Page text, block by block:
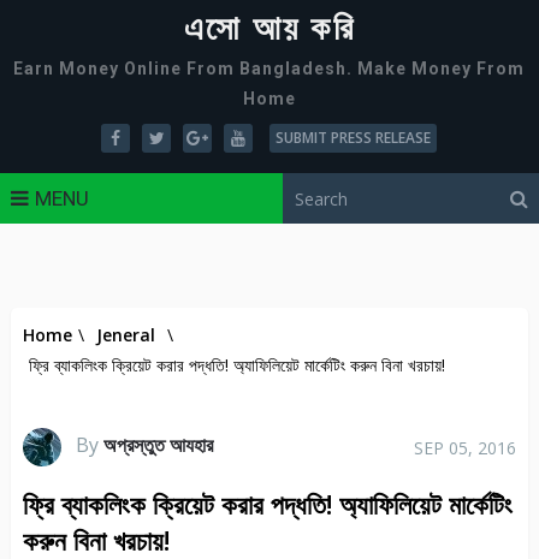
এসো আয় করি
Earn Money Online From Bangladesh. Make Money From
Home
SUBMIT PRESS RELEASE
MENU
Home \ Jeneral \
ফ্রি ব্যাকলিংক ক্রিয়েট করার পদ্ধতি! অ্যাফিলিয়েট মার্কেটিং করুন বিনা খরচায়!
Byঅপ্রস্তুত আযহার SEP 05, 2016
ফ্রি ব্যাকলিংক ক্রিয়েট করার পদ্ধতি! অ্যাফিলিয়েট মার্কেটিং
করুন বিনা খরচায়!